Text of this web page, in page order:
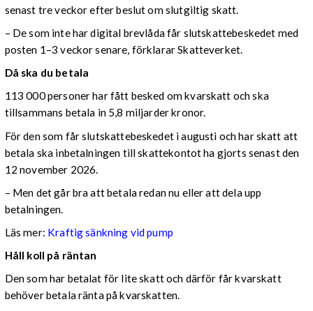
senast tre veckor efter beslut om slutgiltig skatt.
– De som inte har digital brevlåda får slutskattebeskedet med
posten 1–3 veckor senare, förklarar Skatteverket.
Då ska du betala
113 000 personer har fått besked om kvarskatt och ska
tillsammans betala in 5,8 miljarder kronor.
För den som får slutskattebeskedet i augusti och har skatt att
betala ska inbetalningen till skattekontot ha gjorts senast den
12 november 2026.
– Men det går bra att betala redan nu eller att dela upp
betalningen.
Läs mer: Kraftig sänkning vid pump
Håll koll på räntan
Den som har betalat för lite skatt och därför får kvarskatt
behöver betala ränta på kvarskatten.